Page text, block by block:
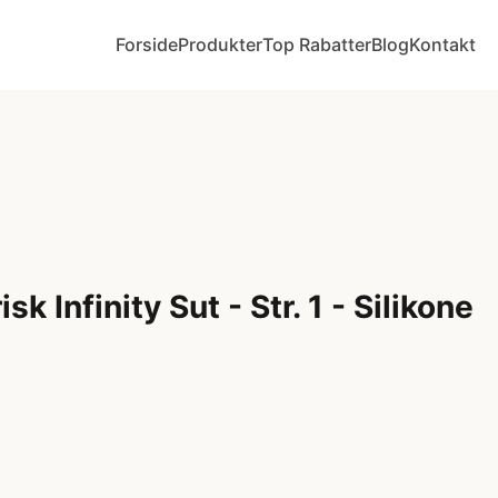
ForsideProdukterTop RabatterBlogKontakt
Infinity Sut - Str. 1 - Silikone